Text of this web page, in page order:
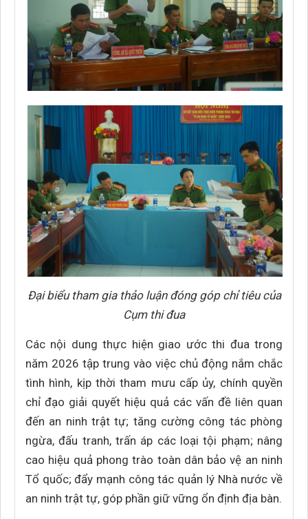
Đại biểu tham gia thảo luận đóng góp chỉ tiêu của
Cụm thi đua
Các nội dung thực hiện giao ước thi đua trong
năm 2026 tập trung vào việc chủ động nắm chắc
tình hình, kịp thời tham mưu cấp ủy, chính quyền
chỉ đạo giải quyết hiệu quả các vấn đề liên quan
đến an ninh trật tự; tăng cường công tác phòng
ngừa, đấu tranh, trấn áp các loại tội phạm; nâng
cao hiệu quả phong trào toàn dân bảo vệ an ninh
Tổ quốc; đẩy mạnh công tác quản lý Nhà nước về
an ninh trật tự, góp phần giữ vững ổn định địa bàn.